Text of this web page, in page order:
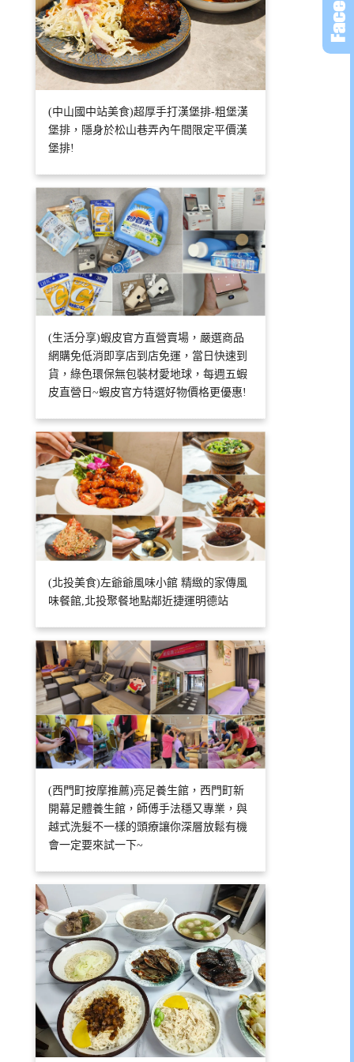
(中山國中站美食)超厚手打漢堡排-粗堡漢
堡排，隱身於松山巷弄內午間限定平價漢
堡排!
(生活分享)蝦皮官方直營賣場，嚴選商品
網購免低消即享店到店免運，當日快速到
貨，綠色環保無包裝材愛地球，每週五蝦
皮直營日~蝦皮官方特選好物價格更優惠!
(北投美食)左爺爺風味小館 精緻的家傳風
味餐館,北投聚餐地點鄰近捷運明德站
(西門町按摩推薦)亮足養生館，西門町新
開幕足體養生館，師傅手法穩又專業，與
越式洗髮不一樣的頭療讓你深層放鬆有機
會一定要來試一下~